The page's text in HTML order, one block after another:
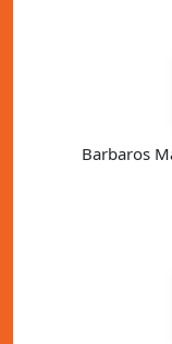
Barbaros